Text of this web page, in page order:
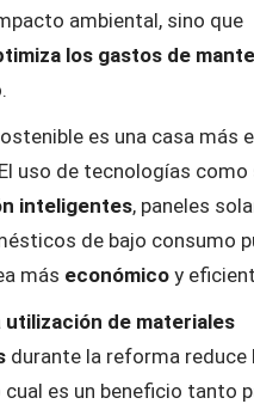
ambiental, sino que
los gastos de
es una casa más
uso de tecnologías como
inteligentes, paneles
de bajo consumo
más económico y
utilización de materiales
durante la reforma reduce
cual es un beneficio tanto